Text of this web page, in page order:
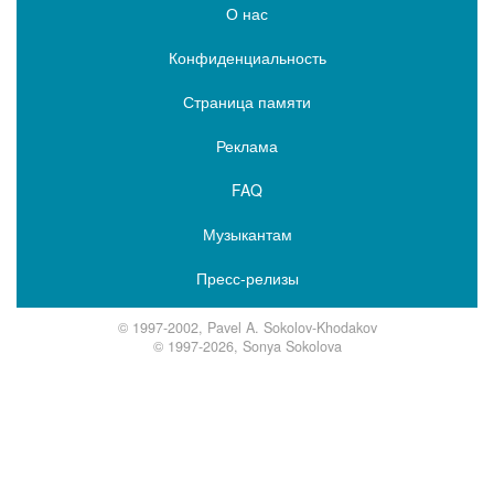
О нас
Конфиденциальность
Страница памяти
Реклама
FAQ
Музыкантам
Пресс-релизы
© 1997-2002, Pavel A. Sokolov-Khodakov
© 1997-2026, Sonya Sokolova